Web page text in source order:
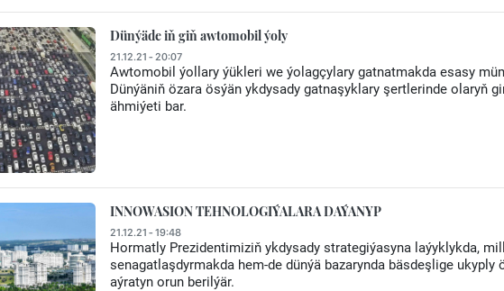
Dünýäde iň giň awtomobil ýoly
21.12.21 - 20:07
Awtomobil ýollary ýükleri we ýolagçylary gatnatmakda esasy
Dünýäniň özara ösýän ykdysady gatnaşyklary şertlerinde olaryň
ähmiýeti bar.
INNOWASION TEHNOLOGIÝALARA DAÝANYP
21.12.21 - 19:48
Hormatly Prezidentimiziň ykdysady strategiýasyna laýyklykda,
senagatlaşdyrmakda hem-de dünýä bazarynda bäsdeşlige
aýratyn orun berilýär.